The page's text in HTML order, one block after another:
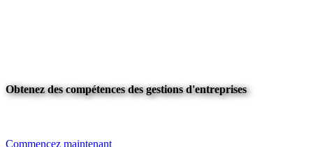
Obtenez des compétences des gestions d'entreprises
Commencez maintenant